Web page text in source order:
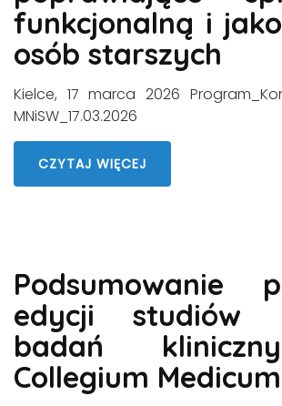
funkcjonalną i
osób starszych
Kielce, 17 marca 2026
MNiSW_17.03.2026
CZYTAJ WIĘCEJ
Podsumowanie
edycji studiów
badań
Collegium